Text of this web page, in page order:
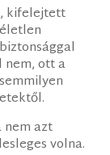
kifelejtett
nem, ott a
nem azt
volna.